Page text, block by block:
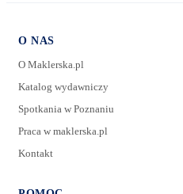
O NAS
O Maklerska.pl
Katalog wydawniczy
Spotkania w Poznaniu
Praca w maklerska.pl
Kontakt
E-mail: